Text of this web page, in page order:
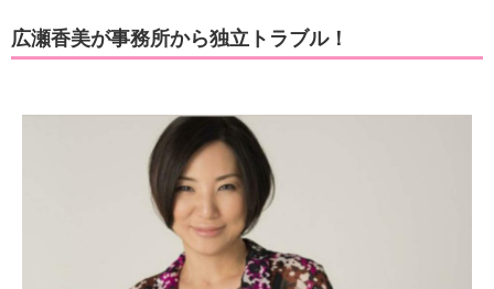
広瀬香美が事務所から独立トラブル！